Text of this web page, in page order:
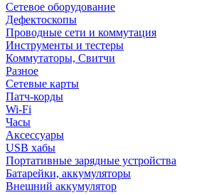
Сетевое оборудование
Дефектоскопы
Проводные сети и коммутация
Инструменты и тестеры
Коммутаторы, Свитчи
Разное
Сетевые карты
Патч-корды
Wi-Fi
Часы
Аксессуары
USB хабы
Портативные зарядные устройства
Батарейки, аккумуляторы
Внешний аккумулятор